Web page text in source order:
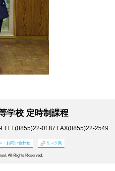
学校 定時制課程
TEL(0855)22-0187 FAX(0855)22-2549
・お問い合わせ リンク集
All Rights Reserved.